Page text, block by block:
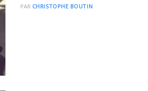
PAR CHRISTOPHE BOUTIN